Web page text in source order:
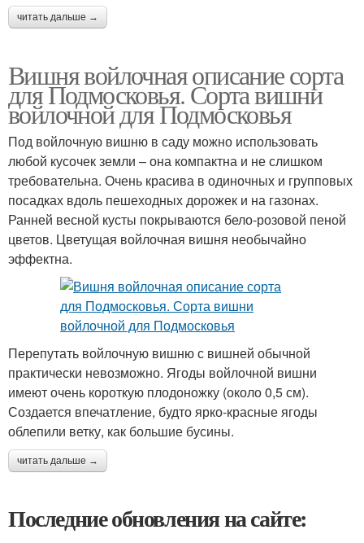
читать дальше →
Вишня войлочная описание сорта
для Подмосковья. Сорта вишни
войлочной для Подмосковья
Под войлочную вишню в саду можно использовать
любой кусочек земли – она компактна и не слишком
требовательна. Очень красива в одиночных и групповых
посадках вдоль пешеходных дорожек и на газонах.
Ранней весной кусты покрываются бело-розовой пеной
цветов. Цветущая войлочная вишня необычайно
эффектна.
Перепутать войлочную вишню с вишней обычной
практически невозможно. Ягоды войлочной вишни
имеют очень короткую плодоножку (около 0,5 см).
Создается впечатление, будто ярко-красные ягоды
облепили ветку, как большие бусины.
читать дальше →
Последние обновления на сайте: